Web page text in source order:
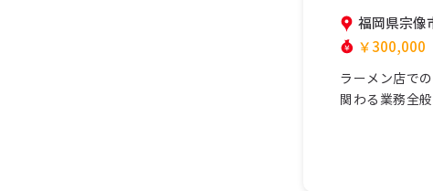
福岡県宗像
￥300,000
ラーメン店で
関わる業務全
安心して働け
学べます。正